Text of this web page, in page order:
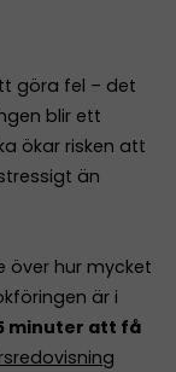
göra fel – det
blir ett
ökar risken att
än
över hur mycket
är i
minuter att få